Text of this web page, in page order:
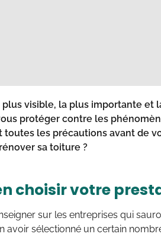
visible, la plus importante et
protéger contre les
les précautions avant de
sa toiture ?
choisir votre
sur les entreprises qui
avoir sélectionné un certain